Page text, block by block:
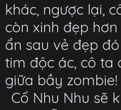
khác, ngược lại,
còn xinh đẹp
ẩn sau vẻ đẹp
tim độc ác, cô ta
giữa bầy zombie!
Cố Nhu Nhu sẽ